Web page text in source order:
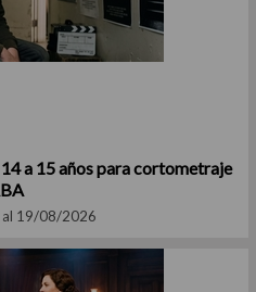
a 15 años para cortometraje
19/08/2026